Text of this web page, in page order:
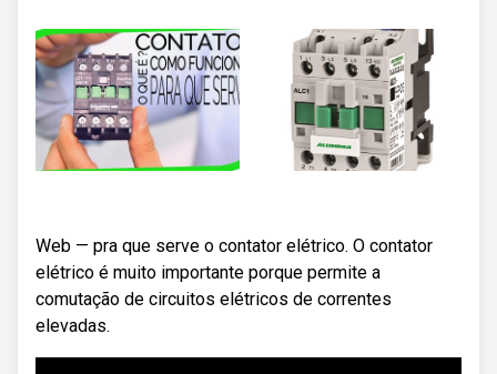
Web — pra que serve o contator elétrico. O contator
elétrico é muito importante porque permite a
comutação de circuitos elétricos de correntes
elevadas.